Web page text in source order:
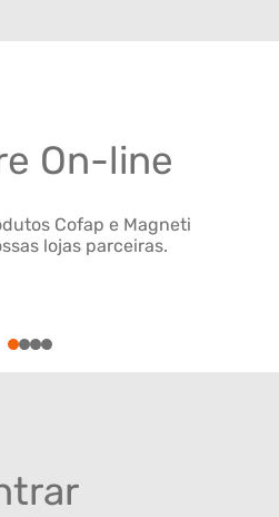
On-line
Cofap e Magneti
lojas parceiras.
1234